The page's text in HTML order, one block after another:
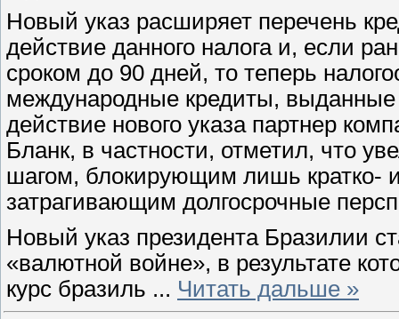
Новый указ расширяет перечень
действие данного налога и, если
сроком до 90 дней, то теперь
международные кредиты, выданные
действие нового указа партнер
Бланк, в частности, отметил, что
шагом, блокирующим лишь кратко-
затрагивающим долгосрочные
Новый указ президента Бразилии
«валютной войне», в результате
курс бразиль ... Читать дальше »